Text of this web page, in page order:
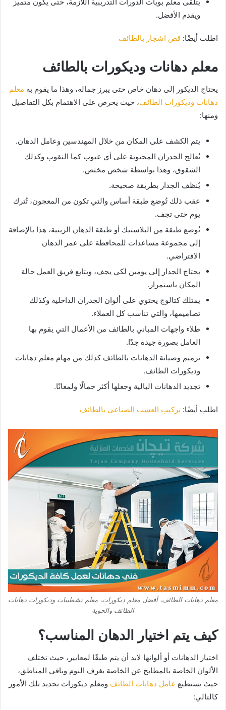
ويقدم الأفضل.
اطلب أيضًا: قص اشجار بالطائف
معلم دهانات وديكورات بالطائف
يحتاج الديكور إلى دهان خاص حتى يبرز جماله، وهذا ما يقوم به معلم
دهانات وديكورات الطائف، حيث يحرص على الاهتمام بكل التفاصيل
ومنها:
يتم الكشف على المكان من خلال المهندسين وعامل الدهان.
تُعالج الجدران المحتوية على أي عيوب كما الثقوب وكذلك
الشقوق، وهذا بواسطة شخص مختص.
يُنظف الجدار بطريقة صحيحة.
عقب ذلك تُوضع طبقة أساس والتي تكون من المعجون، تُترك
يوم حتى تجف.
تُوضع طبقة من البلاستيك أو طبقة الدهان الزيتية، هذا بالإضافة
إلى مجموعة مساعدات للمحافظة على عمر الدهان
الافتراضي.
يحتاج الجدار إلى يومين لكي يجف، ويتابع فريق العمل حالة
المكان باستمرار.
يمتلك كتالوج يحتوي على ألوان الجدران الداخلية وكذلك
تصاميمها، والتي تناسب كل العملاء.
طلاء واجهات المباني بالطائف من الأعمال التي يقوم بها
العامل بصورة جيدة جدًا.
ترميم وصيانة الدهانات بالطائف كذلك من مهام معلم دهانات
وديكورات الطائف.
تجديد الدهانات البالية وجعلها أكثر جمالًا ولمعانًا.
اطلب أيضًا: تركيب العشب الصناعي بالطائف
معلم دهانات الطائف، أفضل معلم ديكورات، معلم تشطيبات وديكورات دهانات
الطائف والحوية
كيف يتم اختيار الدهان المناسب؟
اختيار الدهانات أو ألوانها لابد أن يتم طبقًا لمعايير، حيث تختلف
الألوان الخاصة بالمطابخ عن الخاصة بغرف النوم وباقي المناطق،
حيث يستطيع عامل دهانات الطائف ومعلم ديكورات تحديد تلك الأمور
كالتالي: